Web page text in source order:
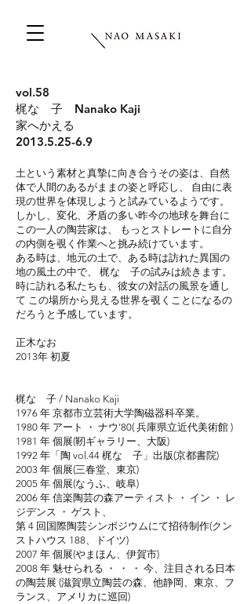
vol.58
梶なゝ子 Nanako Kaji
家へかえる
2013.5.25-6.9
土という素材と真摯に向き合うその姿は、自然
体で人間のあるがままの姿と呼応し、 自由に表
現の世界を体現しようと試みているようです。
しかし、変化、矛盾の多い昨今の地球を舞台に
この一人の陶芸家は、 もっとストレートに自分
の内側を覗く作業へと挑み続けています。
ある時は、地元の土で、 ある時は訪れた異国の
地の風土の中で、 梶なゝ子の試みは続きます。
時に訪れる私たちも、彼女の対話の風景を通し
て この場所から見える世界を覗くことになるの
だろうと予感しています。
正木なお
2013年 初夏
梶なゝ子 / Nanako Kaji
1976 年 京都市立芸術大学陶磁器科卒業。
1980 年 アート ・ ナウ’80( 兵庫県立近代美術館 )
1981 年 個展(靭ギャラリー、大阪)
1992 年「陶 vol.44 梶なゝ子」出版(京都書院)
2003 年 個展(三春堂、東京)
2005 年 個展(なうふ、岐阜)
2006 年 信楽陶芸の森アーティスト ・ イン ・ レ
ジデンス ・ ゲスト、
第 4 回国際陶芸シンポジウムにて招待制作(クン
ストハウス 188、ドイツ)
2007 年 個展(やまほん、伊賀市)
2008 年 魅せられる ・ ・ ・ 今、注目される日本
の陶芸展 (滋賀県立陶芸の森、他静岡、東京、フ
ランス、アメリカに巡回)